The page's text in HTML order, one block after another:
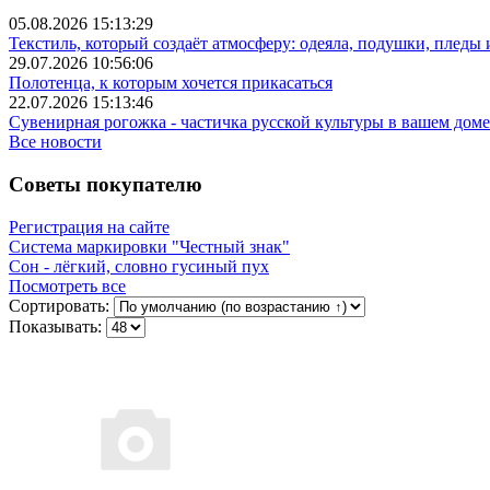
05.08.2026 15:13:29
Текстиль, который создаёт атмосферу: одеяла, подушки, пледы
29.07.2026 10:56:06
Полотенца, к которым хочется прикасаться
22.07.2026 15:13:46
Сувенирная рогожка - частичка русской культуры в вашем доме
Все новости
Советы покупателю
Регистрация на сайте
Система маркировки "Честный знак"
Сон - лёгкий, словно гусиный пух
Посмотреть все
Сортировать:
Показывать: